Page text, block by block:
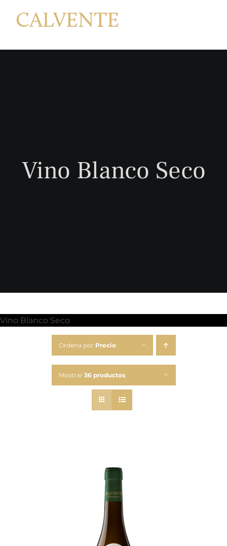
Vino Blanco Seco
Vino Blanco Seco
Ordena por Precio
Mostrar 36 productos